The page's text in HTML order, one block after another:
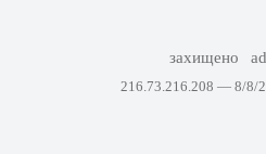
захищено
216.73.216.208 — 8/8/